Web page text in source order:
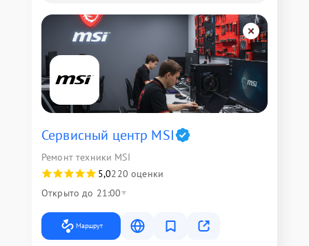
Сервисный центр MSI
Ремонт техники MSI
5,0220 оценки
Открыто до 21:00
Маршрут